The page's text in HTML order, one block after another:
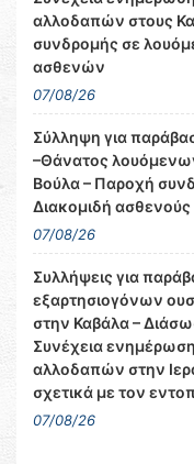
αλλοδαπών στους
συνδρομής σε
ασθενών
07/08/26
Σύλληψη για
–Θάνατος
Βούλα – Παροχή
Διακομιδή ασθενούς
07/08/26
Συλλήψεις για
εξαρτησιογόνων
στην Καβάλα –
Συνέχεια
αλλοδαπών στην
σχετικά με τον
07/08/26